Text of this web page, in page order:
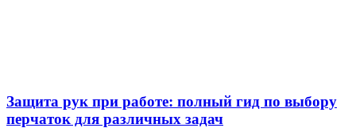
Защита рук при работе: полный гид по выбору
перчаток для различных задач